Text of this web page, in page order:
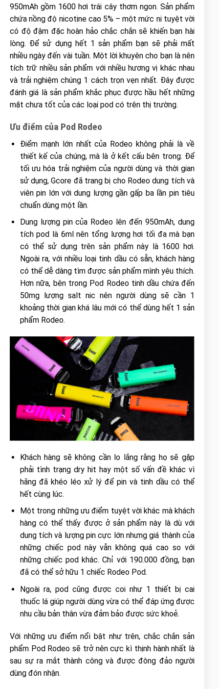
950mAh gồm 1600 hơi trái cây thơm ngon. Sản phẩm
chứa nồng độ nicotine cao 5% – một mức ni tuyệt vời
có độ đậm đặc hoàn hảo chắc chắn sẽ khiến bạn hài
lòng. Để sử dụng hết 1 sản phẩm bạn sẽ phải mất
nhiều ngày đến vài tuần. Một lời khuyên cho bạn là nên
tích trữ nhiều sản phẩm với nhiều hương vị khác nhau
và trải nghiệm chúng 1 cách trọn vẹn nhất. Đây được
đánh giá là sản phẩm khắc phục được hầu hết những
mặt chưa tốt của các loại pod có trên thị trường.
Ưu điểm của Pod Rodeo
Điểm mạnh lớn nhất của Rodeo không phải là về
thiết kế của chúng, mà là ở kết cấu bên trong. Để
tối ưu hóa trải nghiệm của người dùng và thời gian
sử dụng, Gcore đã trang bị cho Rodeo dung tích và
viên pin lớn với dung lượng gần gấp ba lần pin tiêu
chuẩn dùng một lần.
Dung lượng pin của Rodeo lên đến 950mAh, dung
tích pod là 6ml nên tổng lượng hơi tối đa mà bạn
có thể sử dụng trên sản phẩm này là 1600 hơi.
Ngoài ra, với nhiều loại tinh dầu có sẵn, khách hàng
có thể dễ dàng tìm được sản phẩm mình yêu thích.
Hơn nữa, bên trong Pod Rodeo tinh dầu chứa đến
50mg lượng salt nic nên người dùng sẽ cần 1
khoảng thời gian khá lâu mới có thể dùng hết 1 sản
phẩm Rodeo.
Khách hàng sẽ không cần lo lắng rằng họ sẽ gặp
phải tình trạng dry hit hay một số vấn đề khác vì
hãng đã khéo léo xử lý để pin và tinh dầu có thể
hết cùng lúc.
Một trong những ưu điểm tuyệt vời khác mà khách
hàng có thể thấy được ở sản phẩm này là dù với
dung tích và lượng pin cực lớn nhưng giá thành của
những chiếc pod này vẫn không quá cao so với
những chiếc pod khác. Chỉ với 190.000 đồng, bạn
đã có thể sở hữu 1 chiếc Rodeo Pod.
Ngoài ra, pod cũng được coi như 1 thiết bị cai
thuốc lá giúp người dùng vừa có thể đáp ứng được
nhu cầu bản thân vừa đảm bảo được sức khoẻ.
Với những ưu điểm nổi bật như trên, chắc chắn sản
phẩm Pod Rodeo sẽ trở nên cực kì thịnh hành nhất là
sau sự ra mắt thành công và được đông đảo người
dùng đón nhận.